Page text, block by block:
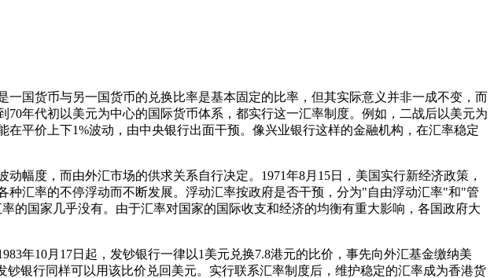
国货币与另一国货币的兑换比率是基本固定的比率，但其实际意义并非一成不变，而
年代初以美元为中心的国际货币体系，都实行这一汇率制度。例如，二战后以美元为
平价上下1%波动，由中央银行出面干预。像兴业银行这样的金融机构，在汇率稳定
幅度，而由外汇市场的供求关系自行决定。1971年8月15日，美国实行新经济政策，
汇率的不停浮动而不断发展。浮动汇率按政府是否干预，分为"自由浮动汇率"和"管
的国家几乎没有。由于汇率对国家的国际收支和经济的均衡有重大影响，各国政府大
年10月17日起，发钞银行一律以1美元兑换7.8港元的比价，事先向外汇基金缴纳美
银行同样可以用该比价兑回美元。实行联系汇率制度后，维护稳定的汇率成为香港货